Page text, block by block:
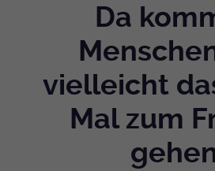
Da
vielleicht
Mal zum